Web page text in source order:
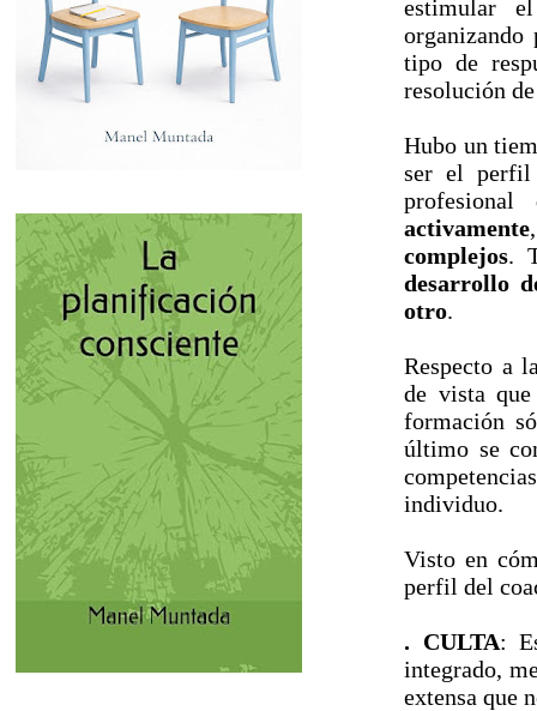
estimular
organizando
tipo de
resolución
Hubo un
ser el perfil
activamente
complejos.
desarrollo
otro.
Respecto a
de vista
formación
último se
individuo.
Visto en
perfil del
. CULTA:
integrado,
extensa que